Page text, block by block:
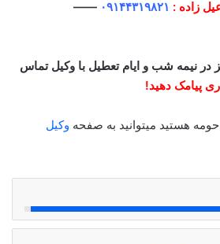
زاده : ۰۹۱۴۴۳۱۹۸۲۱ ——
در نیمه شب و ایام تعطیل با وکیل تماس
پیامک دهید!
هستید میتوانید به صفحه وکیل